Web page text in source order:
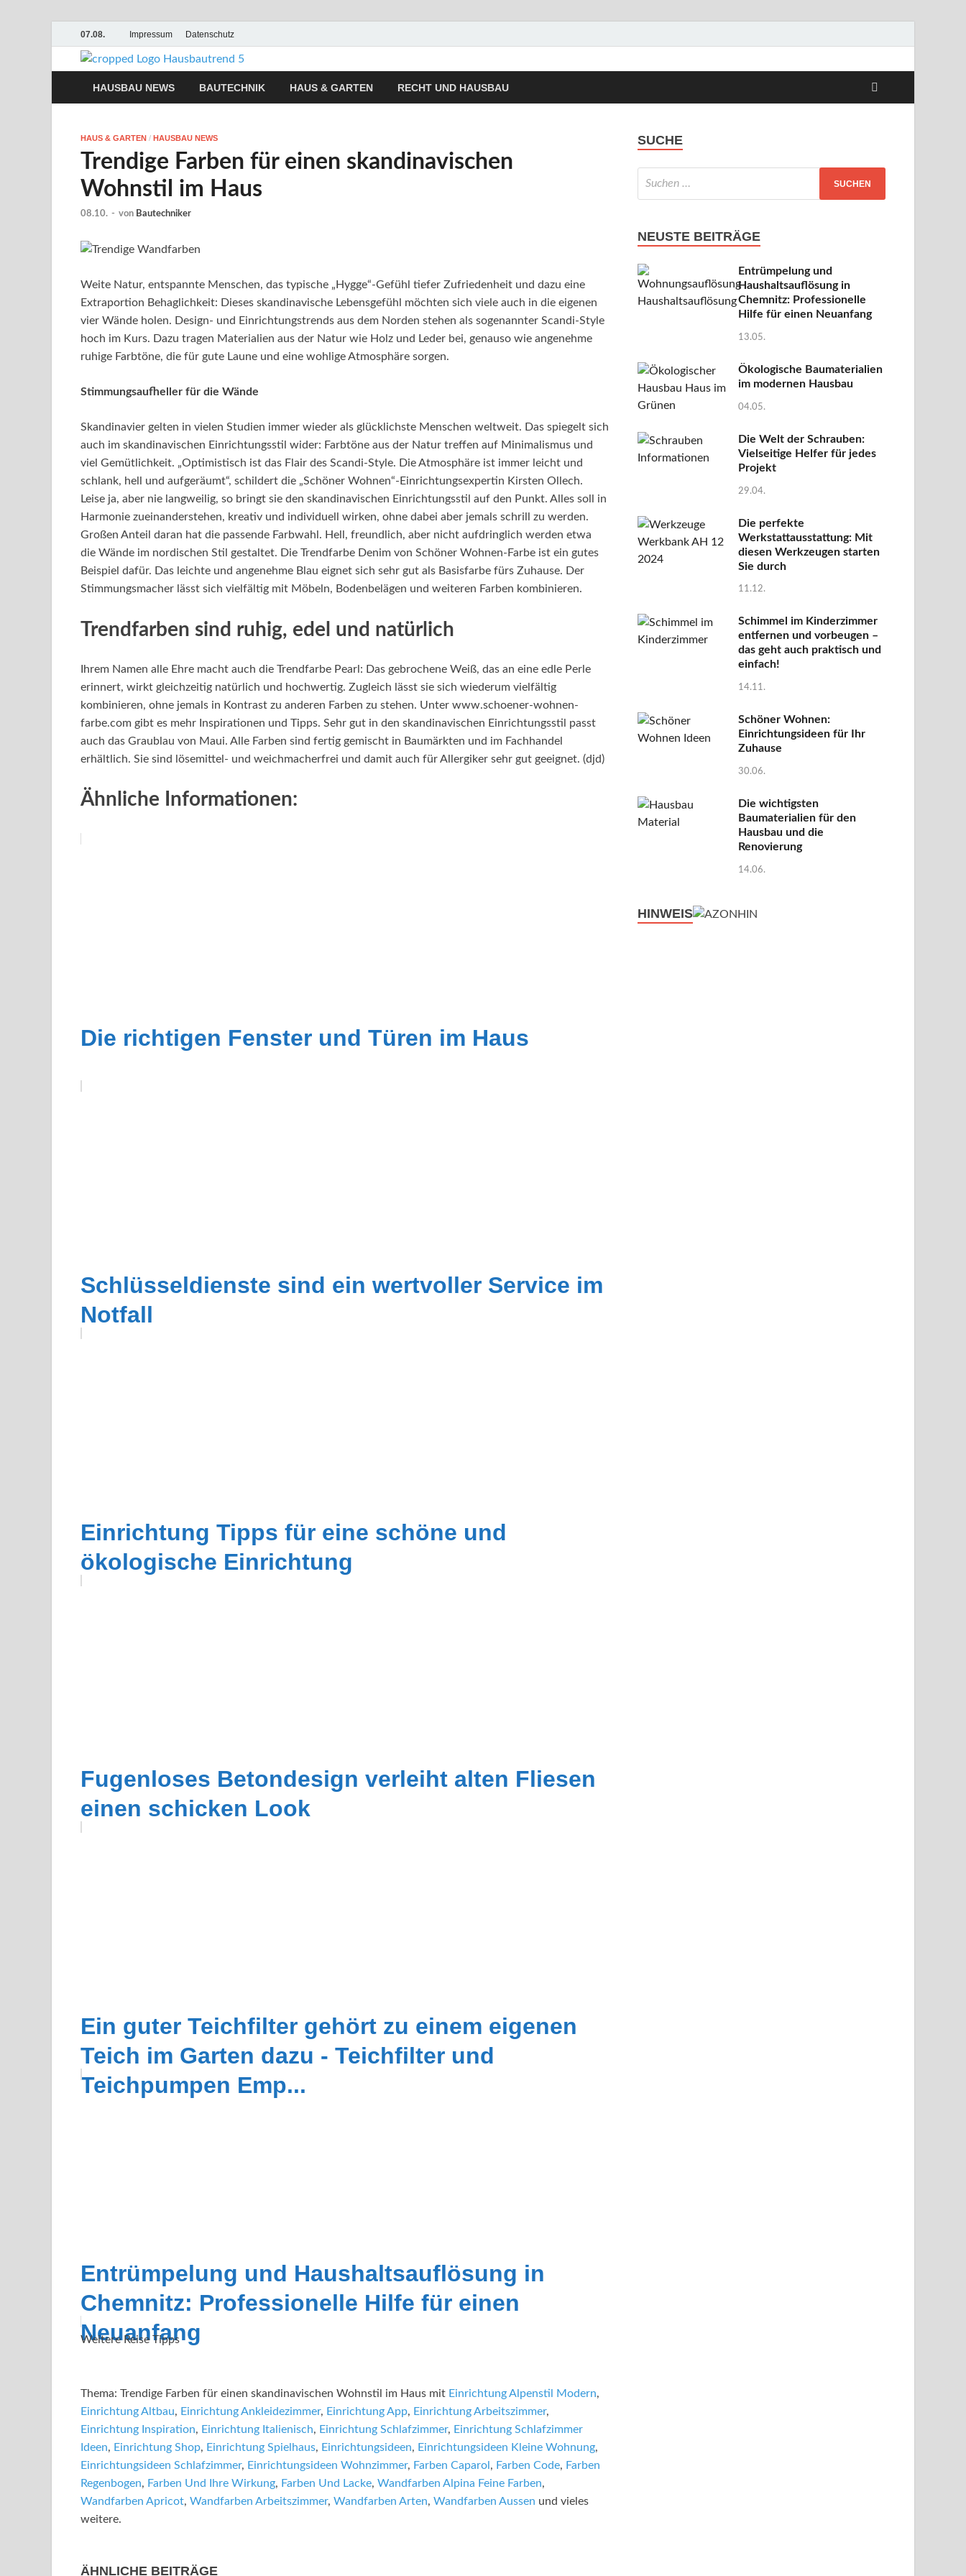
07.08. Impressum Datenschutz
Hausbautrend Hausbau Trends
Hausbau, Modernisierung, Energietechnik, Haustechnik
HAUSBAU NEWS BAUTECHNIK HAUS & GARTEN RECHT UND HAUSBAU
HAUS & GARTEN / HAUSBAU NEWS
Trendige Farben für einen skandinavischen
Wohnstil im Haus
08.10. - von Bautechniker
Weite Natur, entspannte Menschen, das typische „Hygge“-Gefühl tiefer Zufriedenheit und dazu eine
Extraportion Behaglichkeit: Dieses skandinavische Lebensgefühl möchten sich viele auch in die eigenen
vier Wände holen. Design- und Einrichtungstrends aus dem Norden stehen als sogenannter Scandi-Style
hoch im Kurs. Dazu tragen Materialien aus der Natur wie Holz und Leder bei, genauso wie angenehme
ruhige Farbtöne, die für gute Laune und eine wohlige Atmosphäre sorgen.
Stimmungsaufheller für die Wände
Skandinavier gelten in vielen Studien immer wieder als glücklichste Menschen weltweit. Das spiegelt sich
auch im skandinavischen Einrichtungsstil wider: Farbtöne aus der Natur treffen auf Minimalismus und
viel Gemütlichkeit. „Optimistisch ist das Flair des Scandi-Style. Die Atmo­sphäre ist immer leicht und
schlank, hell und aufgeräumt“, schildert die „Schöner Wohnen“-Einrichtungsexpertin Kirsten Ollech.
Leise ja, aber nie langweilig, so bringt sie den skandinavischen Einrichtungsstil auf den Punkt. Alles soll in
Harmonie zueinanderstehen, kreativ und individuell wirken, ohne dabei aber jemals schrill zu werden.
Großen Anteil daran hat die passende Farbwahl. Hell, freundlich, aber nicht aufdringlich werden etwa
die Wände im nordischen Stil gestaltet. Die Trendfarbe Denim von Schöner Wohnen-Farbe ist ein gutes
Beispiel dafür. Das leichte und angenehme Blau eignet sich sehr gut als Basisfarbe fürs Zuhause. Der
Stimmungsmacher lässt sich vielfältig mit Möbeln, Bodenbelägen und weiteren Farben kombinieren.
Trendfarben sind ruhig, edel und natürlich
Ihrem Namen alle Ehre macht auch die Trendfarbe Pearl: Das gebrochene Weiß, das an eine edle Perle
erinnert, wirkt gleichzeitig natürlich und hochwertig. Zugleich lässt sie sich wiederum vielfältig
kombinieren, ohne jemals in Kontrast zu anderen Farben zu stehen. Unter www.schoener-wohnen-
farbe.com gibt es mehr Inspirationen und Tipps. Sehr gut in den skandinavischen Einrichtungsstil passt
auch das Graublau von Maui. Alle Farben sind fertig gemischt in Baumärkten und im Fachhandel
erhältlich. Sie sind lösemittel- und weichmacherfrei und damit auch für Allergiker sehr gut geeignet. (djd)
Ähnliche Informationen:
Die richtigen Fenster und Türen im Haus
Schlüsseldienste sind ein wertvoller Service im
Notfall
Einrichtung Tipps für eine schöne und
ökologische Einrichtung
Fugenloses Betondesign verleiht alten Fliesen
einen schicken Look
Ein guter Teichfilter gehört zu einem eigenen
Teich im Garten dazu - Teichfilter und
Teichpumpen Emp...
Entrümpelung und Haushaltsauflösung in
Chemnitz: Professionelle Hilfe für einen
Neuanfang
Weitere Reise Tipps
Thema: Trendige Farben für einen skandinavischen Wohnstil im Haus mit Einrichtung Alpenstil Modern,
Einrichtung Altbau, Einrichtung Ankleidezimmer, Einrichtung App, Einrichtung Arbeitszimmer,
Einrichtung Inspiration, Einrichtung Italienisch, Einrichtung Schlafzimmer, Einrichtung Schlafzimmer
Ideen, Einrichtung Shop, Einrichtung Spielhaus, Einrichtungsideen, Einrichtungsideen Kleine Wohnung,
Einrichtungsideen Schlafzimmer, Einrichtungsideen Wohnzimmer, Farben Caparol , Farben Code, Farben
Regenbogen, Farben Und Ihre Wirkung, Farben Und Lacke, Wandfarben Alpina Feine Farben,
Wandfarben Apricot, Wandfarben Arbeitszimmer, Wandfarben Arten, Wandfarben Aussen und vieles
weitere.
ÄHNLICHE BEITRÄGE
SUCHE
NEUSTE BEITRÄGE
Entrümpelung und
Haushaltsauflösung in
Chemnitz: Professionelle
Hilfe für einen Neuanfang
13.05.
Ökologische Baumaterialien
im modernen Hausbau
04.05.
Die Welt der Schrauben:
Vielseitige Helfer für jedes
Projekt
29.04.
Die perfekte
Werkstattausstattung: Mit
diesen Werkzeugen starten
Sie durch
11.12.
Schimmel im Kinderzimmer
entfernen und vorbeugen –
das geht auch praktisch und
einfach!
14.11.
Schöner Wohnen:
Einrichtungsideen für Ihr
Zuhause
30.06.
Die wichtigsten
Baumaterialien für den
Hausbau und die
Renovierung
14.06.
HINWEIS